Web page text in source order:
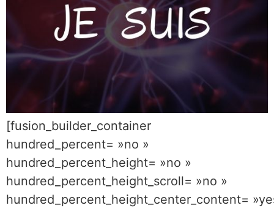
[fusion_builder_container
hundred_percent= »no »
hundred_percent_height= »no »
hundred_percent_height_scroll= »no »
hundred_percent_height_center_content=